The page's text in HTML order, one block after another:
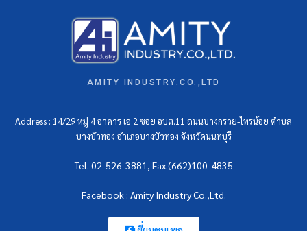
AMITY INDUSTRY.CO.,LTD
Address : 14/29 หมู่ 4 อาคาร เอ 2 ซอย อบต.11 ถนนบางกรวย-ไทรน้อย ตำบล
บางบัวทอง อำเภอบางบัวทอง จังหวัดนนทบุรี
Tel. 02-526-3881, Fax.(662)100-4835
Facebook : Amity Industry Co.,Ltd.